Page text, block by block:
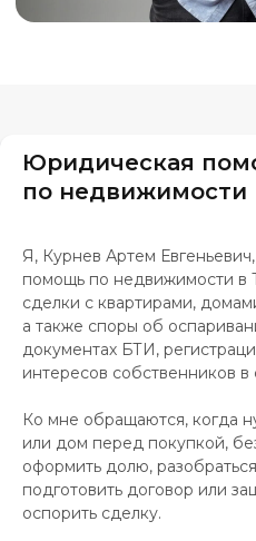
Юридическая
по недвижимости
Я, Курнев Артем
помощь по недвижимости в
сделки с квартирами,
а также споры об
документах БТИ,
интересов собственников в
Ко мне обращаются, когда
или дом перед покупкой,
оформить долю,
подготовить договор или
оспорить сделку.